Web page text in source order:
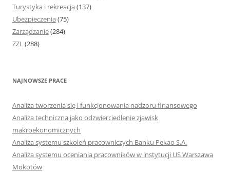
Turystyka i rekreacja (137)
Ubezpieczenia (75)
Zarządzanie(284)
ZZL(288)
NAJNOWSZE PRACE
Analiza tworzenia się i funkcjonowania nadzoru finansowego
Analiza techniczna jako odzwierciedlenie zjawisk
makroekonomicznych
Analiza systemu szkoleń pracowniczych Banku Pekao S.A.
Analiza systemu oceniania pracowników w instytucji US Warszawa
Mokotów